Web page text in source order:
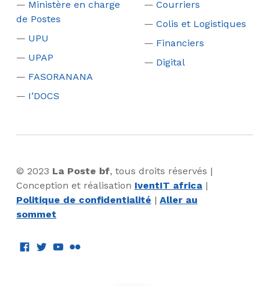
Ministère en charge
de Postes
UPU
UPAP
FASORANANA
I’DOCS
Courriers
Colis et Logistiques
Financiers
Digital
© 2023 La Poste bf, tous droits réservés |
Conception et réalisation IventIT africa|
Politique de confidentialité | Aller au
sommet
facebook
Twitter
YouTube